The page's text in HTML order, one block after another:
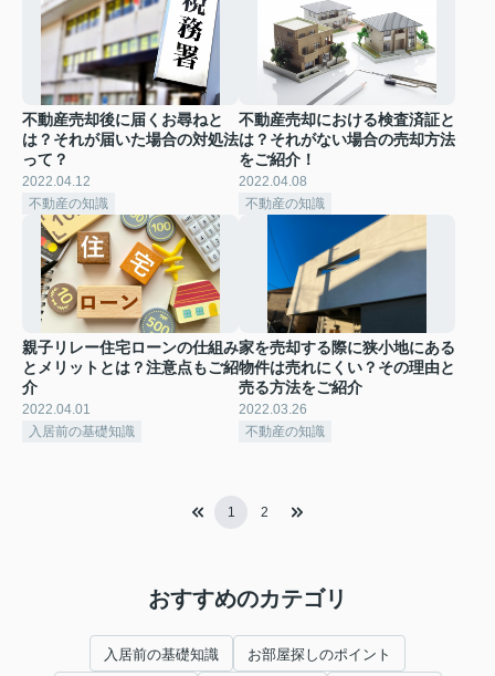
不動産売却後に届くお尋ねと
は？それが届いた場合の対処法
って？
2022.04.12
不動産の知識
不動産売却における検査済証と
は？それがない場合の売却方法
をご紹介！
2022.04.08
不動産の知識
親子リレー住宅ローンの仕組み
とメリットとは？注意点もご紹
介
2022.04.01
入居前の基礎知識
家を売却する際に狭小地にある
物件は売れにくい？その理由と
売る方法をご紹介
2022.03.26
不動産の知識
1 2
おすすめのカテゴリ
入居前の基礎知識 お部屋探しのポイント